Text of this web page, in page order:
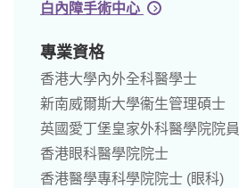
白內障手術中心
專業資格
香港大學內外全科醫學士
新南威爾斯大學衞生管理碩士
英國愛丁堡皇家外科醫學院院員
香港眼科醫學院院士
香港醫學專科學院院士 (眼科)